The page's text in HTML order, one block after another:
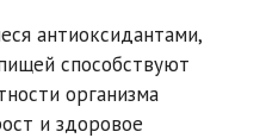
антиоксидантами,
способствуют
организма
и здоровое